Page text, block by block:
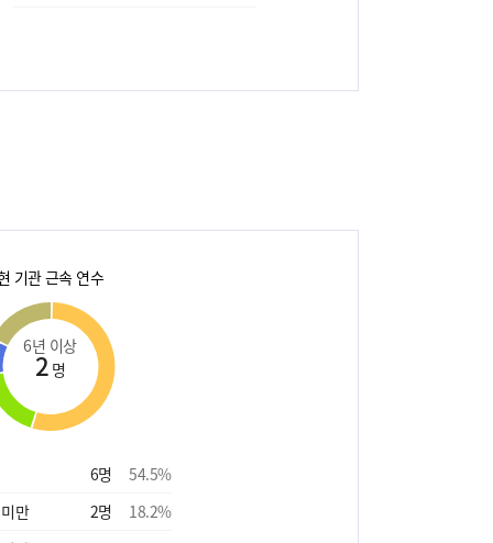
기관 근속 연수
6년 이상
2 명
6명 54.5%
만
2명 18.2%